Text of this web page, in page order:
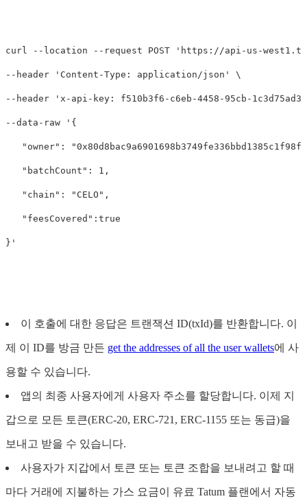
curl --location --request POST 'https://api-us-
--header 'Content-Type: application/json' \
--header 'x-api-key: f510b3f6-c6eb-4458-95cb-
--data-raw '{
"owner":
   "batchCount": 1,
   "chain": "CELO",
   "feesCovered":true
이 호출에 대한 응답은 트랜잭션 ID(txId)를 반환합니다. 이
제 이 ID를 방금 만든 get the addresses of all the user wallets에 사
용할 수 있습니다.
앱의 최종 사용자에게 사용자 주소를 할당합니다. 이제 지
갑으로 모든 토큰(ERC-20, ERC-721, ERC-1155 또는 동급)을
보내고 받을 수 있습니다.
사용자가 지갑에서 토큰 또는 토큰 조합을 보내려고 할 때
마다 거래에 지불하는 가스 요금이 유료 Tatum 플랜에서 자동